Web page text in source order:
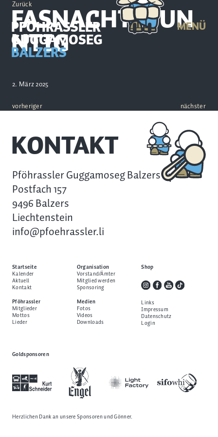
PFÖHRASSLER
GUGGAMOSEG
BALZERS
MENÜ
Zurück
FASNACHTSSUN
NTIG
2. März 2025
vorheriger nächster
KONTAKT
Pföhrassler Guggamoseg Balzers
Postfach 157
9496 Balzers
Liechtenstein
info@pfoehrassler.li
Startseite
Kalender
Aktuell
Kontakt
Pföhrassler
Mitglieder
Mottos
Lieder
Organisation
Vorstand/Ämter
Mitglied werden
Sponsoring
Medien
Fotos
Videos
Downloads
Shop
Links
Impressum
Datenschutz
Login
Goldsponsoren
Herzlichen Dank an unsereSponsoren und Gönner.